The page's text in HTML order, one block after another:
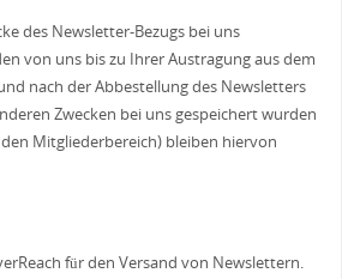
des Newsletter-Bezugs bei uns
von uns bis zu Ihrer Austragung aus dem
nach der Abbestellung des Newsletters
Zwecken bei uns gespeichert wurden
den Mitgliederbereich) bleiben hiervon
für den Versand von Newslettern.